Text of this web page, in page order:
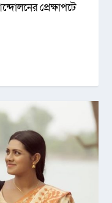
প্রেক্ষাপটে